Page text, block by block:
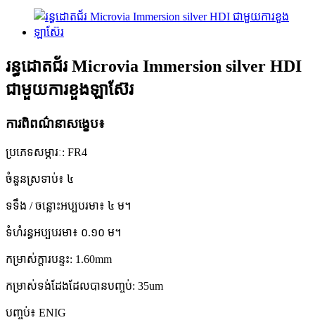
រន្ធដោតជ័រ Microvia Immersion silver HDI
ជាមួយការខួងឡាស៊ែរ
ការពិពណ៌នាសង្ខេប៖
ប្រភេទសម្ភារៈ: FR4
ចំនួនស្រទាប់៖ ៤
ទទឹង / ចន្លោះអប្បបរមា៖ ៤ ម។
ទំហំរន្ធអប្បបរមា៖ ០.១០ ម។
កម្រាស់ក្តារបន្ទះ: 1.60mm
កម្រាស់ទង់ដែងដែលបានបញ្ចប់: 35um
បញ្ចប់៖ ENIG